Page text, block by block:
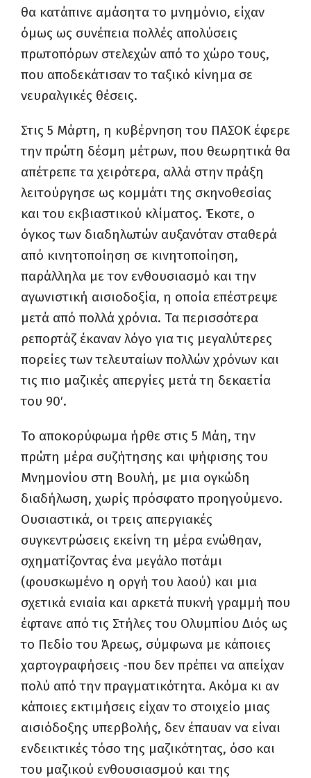
θα κατάπινε αμάσητα το μνημόνιο, είχαν
όμως ως συνέπεια πολλές απολύσεις
πρωτοπόρων στελεχών από το χώρο τους,
που αποδεκάτισαν το ταξικό κίνημα σε
νευραλγικές θέσεις.
Στις 5 Μάρτη, η κυβέρνηση του ΠΑΣΟΚ έφερε
την πρώτη δέσμη μέτρων, που θεωρητικά θα
απέτρεπε τα χειρότερα, αλλά στην πράξη
λειτούργησε ως κομμάτι της σκηνοθεσίας
και του εκβιαστικού κλίματος. Έκοτε, ο
όγκος των διαδηλωτών αυξανόταν σταθερά
από κινητοποίηση σε κινητοποίηση,
παράλληλα με τον ενθουσιασμό και την
αγωνιστική αισιοδοξία, η οποία επέστρεψε
μετά από πολλά χρόνια. Τα περισσότερα
ρεπορτάζ έκαναν λόγο για τις μεγαλύτερες
πορείες των τελευταίων πολλών χρόνων και
τις πιο μαζικές απεργίες μετά τη δεκαετία
του 90′.
Το αποκορύφωμα ήρθε στις 5 Μάη, την
πρώτη μέρα συζήτησης και ψήφισης του
Μνημονίου στη Βουλή, με μια ογκώδη
διαδήλωση, χωρίς πρόσφατο προηγούμενο.
Ουσιαστικά, οι τρεις απεργιακές
συγκεντρώσεις εκείνη τη μέρα ενώθηαν,
σχηματίζοντας ένα μεγάλο ποτάμι
(φουσκωμένο η οργή του λαού) και μια
σχετικά ενιαία και αρκετά πυκνή γραμμή που
έφτανε από τις Στήλες του Ολυμπίου Διός ως
το Πεδίο του Άρεως, σύμφωνα με κάποιες
χαρτογραφήσεις -που δεν πρέπει να απείχαν
πολύ από την πραγματικότητα. Ακόμα κι αν
κάποιες εκτιμήσεις είχαν το στοιχείο μιας
αισιόδοξης υπερβολής, δεν έπαυαν να είναι
ενδεικτικές τόσο της μαζικότητας, όσο και
του μαζικού ενθουσιασμού και της